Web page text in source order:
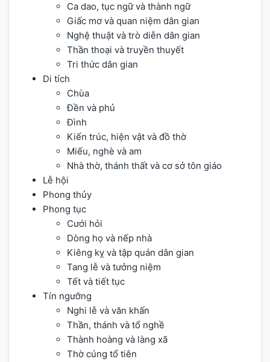
Ca dao, tục ngữ và thành ngữ
Giấc mơ và quan niệm dân gian
Nghệ thuật và trò diễn dân gian
Thần thoại và truyền thuyết
Tri thức dân gian
Di tích
Chùa
Đền và phủ
Đình
Kiến trúc, hiện vật và đồ thờ
Miếu, nghè và am
Nhà thờ, thánh thất và cơ sở tôn giáo
Lễ hội
Phong thủy
Phong tục
Cưới hỏi
Dòng họ và nếp nhà
Kiêng kỵ và tập quán dân gian
Tang lễ và tưởng niệm
Tết và tiết tục
Tín ngưỡng
Nghi lễ và văn khấn
Thần, thánh và tổ nghề
Thành hoàng và làng xã
Thờ cúng tổ tiên